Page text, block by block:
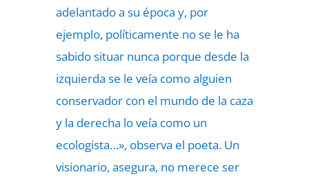
adelantado a su época y, por
ejemplo, políticamente no se le ha
sabido situar nunca porque desde la
izquierda se le veía como alguien
conservador con el mundo de la caza
y la derecha lo veía como un
ecologista…», observa el poeta. Un
visionario, asegura, no merece ser